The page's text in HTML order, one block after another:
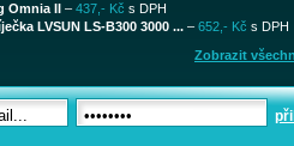
Omnia II – 437,- Kč s DPH
LVSUN LS-B300 3000 ... – 652,- Kč s DPH
Zobrazit